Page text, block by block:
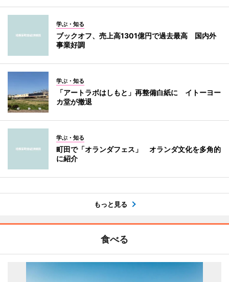
学ぶ・知る
ブックオフ、売上高1301億円で過去最高 国内外
事業好調
学ぶ・知る
「アートラボはしもと」再整備白紙に イトーヨー
カ堂が撤退
学ぶ・知る
町田で「オランダフェス」 オランダ文化を多角的
に紹介
もっと見る
食べる